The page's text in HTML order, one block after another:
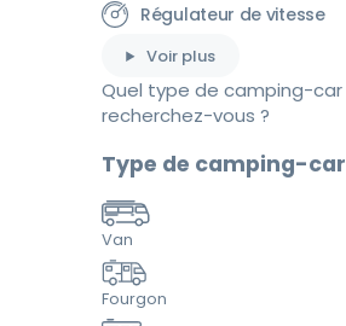
Régulateur de vitesse
Voir plus
Quel type de camping-car
recherchez-vous ?
Type de camping-car
Van
Fourgon